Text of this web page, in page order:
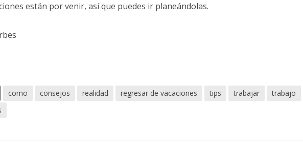
están por venir, así que puedes ir planeándolas.
como consejos realidad regresar de vacaciones tips trabajar
trabajo